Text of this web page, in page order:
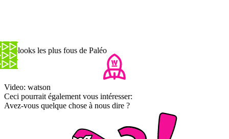
Les looks les plus fous de Paléo
Video: watson
Ceci pourrait également vous intéresser:
Avez-vous quelque chose à nous dire ?